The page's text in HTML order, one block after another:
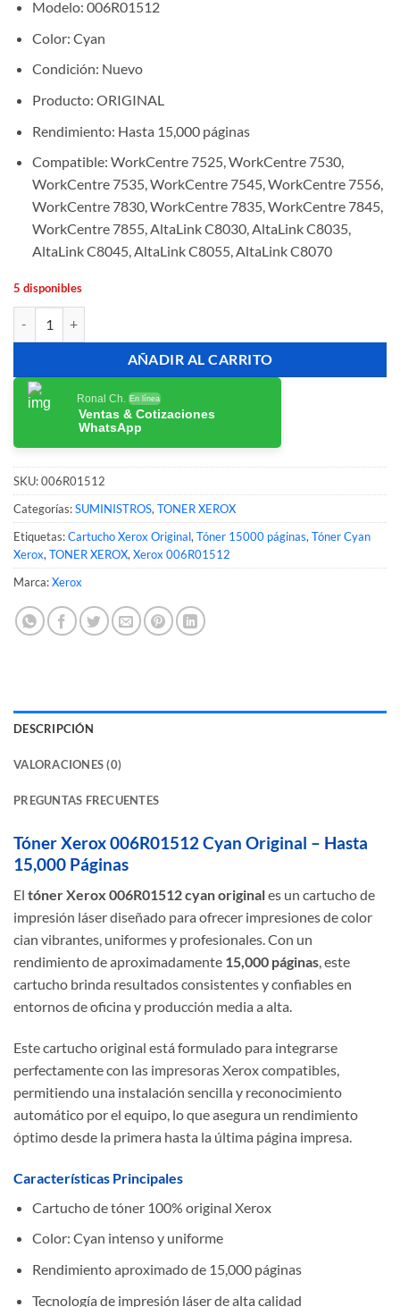
Modelo: 006R01512
Color: Cyan
Condición: Nuevo
Producto: ORIGINAL
Rendimiento: Hasta 15,000 páginas
Compatible: WorkCentre 7525, WorkCentre 7530,
WorkCentre 7535, WorkCentre 7545, WorkCentre 7556,
WorkCentre 7830, WorkCentre 7835, WorkCentre 7845,
WorkCentre 7855, AltaLink C8030, AltaLink C8035,
AltaLink C8045, AltaLink C8055, AltaLink C8070
5 disponibles
AÑADIR AL CARRITO
Ronal Ch. En línea
Ventas & Cotizaciones
WhatsApp
SKU:006R01512
Categorías:SUMINISTROS, TONER XEROX
Etiquetas:Cartucho Xerox Original, Tóner 15000 páginas, Tóner Cyan
Xerox, TONER XEROX, Xerox 006R01512
Marca:Xerox
DESCRIPCIÓN
VALORACIONES (0)
PREGUNTAS FRECUENTES
Tóner Xerox 006R01512 Cyan Original – Hasta
15,000 Páginas
El tóner Xerox 006R01512 cyan originales un cartucho de
impresión láser diseñado para ofrecer impresiones de color
cian vibrantes, uniformes y profesionales. Con un
rendimiento de aproximadamente 15,000 páginas, este
cartucho brinda resultados consistentes y confiables en
entornos de oficina y producción media a alta.
Este cartucho original está formulado para integrarse
perfectamente con las impresoras Xerox compatibles,
permitiendo una instalación sencilla y reconocimiento
automático por el equipo, lo que asegura un rendimiento
óptimo desde la primera hasta la última página impresa.
Características Principales
Cartucho de tóner 100% original Xerox
Color: Cyan intenso y uniforme
Rendimiento aproximado de 15,000 páginas
Tecnología de impresión láser de alta calidad